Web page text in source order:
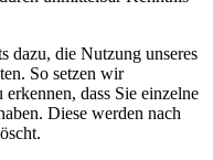
dazu, die Nutzung unseres
So setzen wir
dass Sie einzelne
Diese werden nach